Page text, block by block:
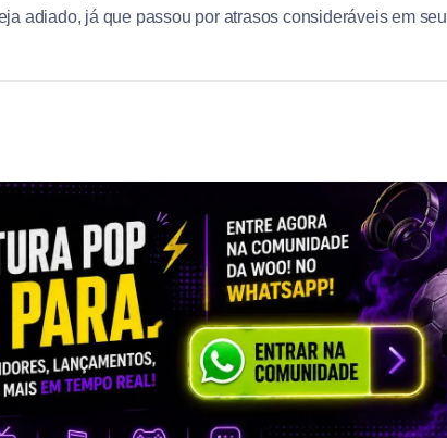
adiado, já que passou por atrasos consideráveis em seu